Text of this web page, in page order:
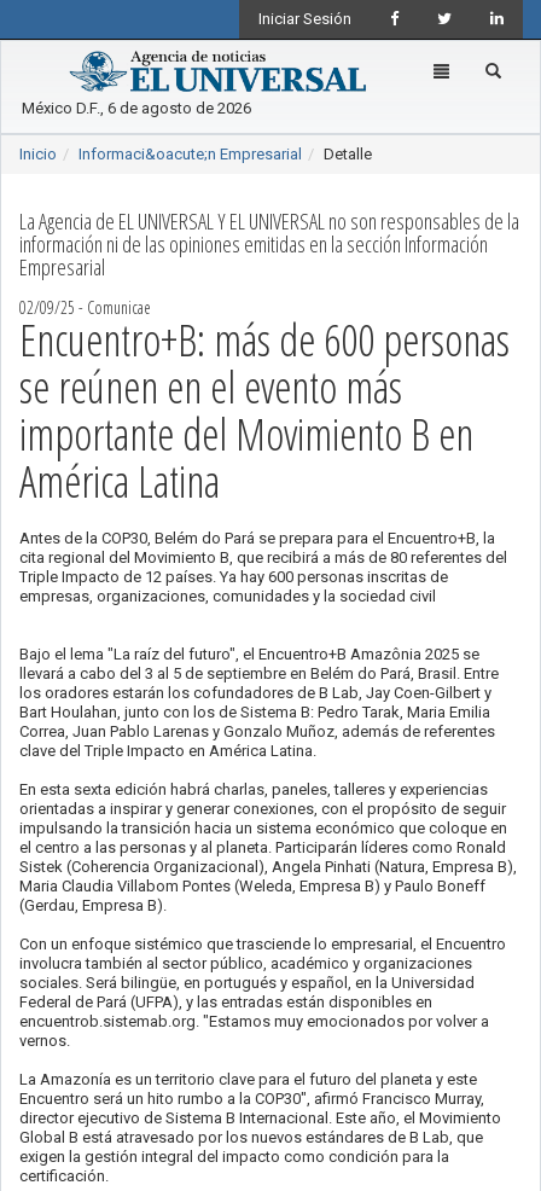
Iniciar Sesión
Toggle
México D.F., 6 de agosto de 2026
Inicio Informaci&oacute;n Empresarial Detalle
La Agencia de EL UNIVERSAL Y EL UNIVERSAL no son responsables de la
información ni de las opiniones emitidas en la sección Información
Empresarial
02/09/25 - Comunicae
Encuentro+B: más de 600 personas
se reúnen en el evento más
importante del Movimiento B en
América Latina
Antes de la COP30, Belém do Pará se prepara para el Encuentro+B, la
cita regional del Movimiento B, que recibirá a más de 80 referentes del
Triple Impacto de 12 países. Ya hay 600 personas inscritas de
empresas, organizaciones, comunidades y la sociedad civil
Bajo el lema "La raíz del futuro", el Encuentro+B Amazônia 2025 se
llevará a cabo del 3 al 5 de septiembre en Belém do Pará, Brasil. Entre
los oradores estarán los cofundadores de B Lab, Jay Coen-Gilbert y
Bart Houlahan, junto con los de Sistema B: Pedro Tarak, Maria Emilia
Correa, Juan Pablo Larenas y Gonzalo Muñoz, además de referentes
clave del Triple Impacto en América Latina.
En esta sexta edición habrá charlas, paneles, talleres y experiencias
orientadas a inspirar y generar conexiones, con el propósito de seguir
impulsando la transición hacia un sistema económico que coloque en
el centro a las personas y al planeta. Participarán líderes como Ronald
Sistek (Coherencia Organizacional), Angela Pinhati (Natura, Empresa B),
Maria Claudia Villabom Pontes (Weleda, Empresa B) y Paulo Boneff
(Gerdau, Empresa B).
Con un enfoque sistémico que trasciende lo empresarial, el Encuentro
involucra también al sector público, académico y organizaciones
sociales. Será bilingüe, en portugués y español, en la Universidad
Federal de Pará (UFPA), y las entradas están disponibles en
encuentrob.sistemab.org. "Estamos muy emocionados por volver a
vernos.
La Amazonía es un territorio clave para el futuro del planeta y este
Encuentro será un hito rumbo a la COP30", afirmó Francisco Murray,
director ejecutivo de Sistema B Internacional. Este año, el Movimiento
Global B está atravesado por los nuevos estándares de B Lab, que
exigen la gestión integral del impacto como condición para la
certificación.